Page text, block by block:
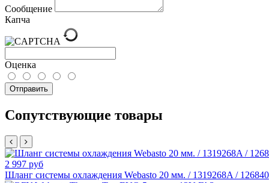
Сообщение
Капча
Оценка
Отправить
Сопутствующие товары
2 997 руб
Шланг системы охлаждения Webasto 20 мм. / 1319268A / 126840